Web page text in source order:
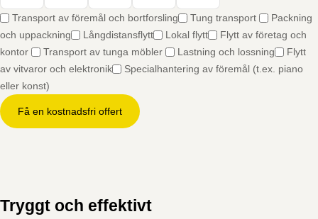
Transport av föremål och bortforsling Tung transport
Packning
och uppackning
Långdistansflytt Lokal flytt
Flytt av företag och
kontor
Transport av tunga möbler Lastning och lossning
Flytt
av vitvaror och elektronik
Specialhantering av föremål (t.ex. piano
eller konst)
Få en kostnadsfri offert
Tryggt och effektivt